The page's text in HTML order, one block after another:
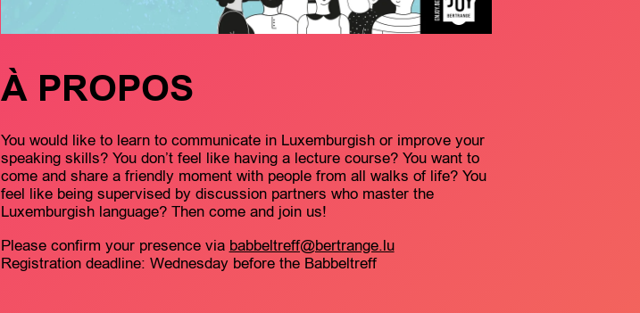
À PROPOS
You would like to learn to communicate in Luxemburgish or improve your
speaking skills? You don’t feel like having a lecture course? You want to
come and share a friendly moment with people from all walks of life? You
feel like being supervised by discussion partners who master the
Luxemburgish language? Then come and join us!
Please confirm your presence via babbeltreff@bertrange.lu
Registration deadline: Wednesday before the Babbeltreff